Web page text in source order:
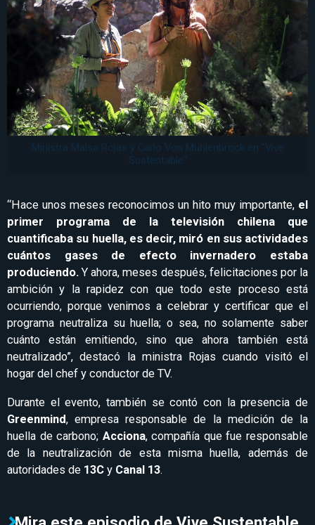
Ministra Maisa Rojas y Carlo Von Mühlenbrock en "Vive
Sustentable"
“Hace unos meses reconocimos un hito muy importante, el
primer programa de la televisión chilena que
cuantificaba su huella, es decir, miró en sus actividades
cuántos gases de efecto invernadero estaba
produciendo.Y ahora, meses después, felicitaciones por la
ambición y la rapidez con que todo este proceso está
ocurriendo, porque venimos a celebrar y certificar que el
programa neutraliza su huella; o sea, no solamente saber
cuánto están emitiendo, sino que ahora también está
neutralizado”, destacó la ministra Rojas cuando visitó el
hogar del chef y conductor de TV.
Durante el evento, también se contó con la presencia de
Greenmind, empresa responsable de la medición de la
huella de carbono; Acciona, compañía que fue responsable
de la neutralización de esta misma huella, además de
autoridades de 13C y Canal 13.